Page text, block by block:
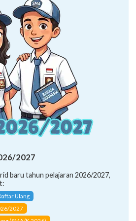
2027
baru tahun pelajaran 2026/2027,
Ulang
2027